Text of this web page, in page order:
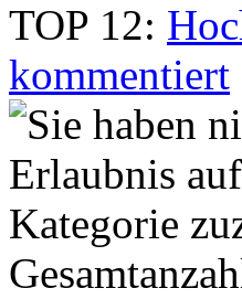
TOP 12:
kommentiert